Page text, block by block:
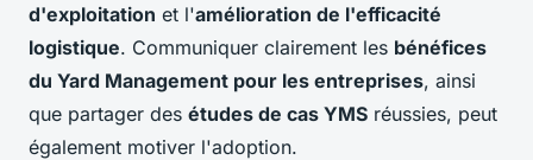
d'exploitation et l'amélioration de l'efficacité
logistique. Communiquer clairement les bénéfices
du Yard Management pour les entreprises, ainsi
que partager des études de cas YMS réussies, peut
également motiver l'adoption.